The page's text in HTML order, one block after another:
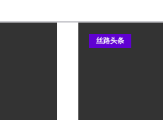
丝路头条